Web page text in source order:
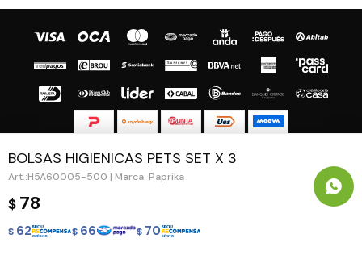
BOLSAS HIGIENICAS PETS SET X 3
H5A60005-500 | Marca: Paprika
$ 78
$ 62 $ 66 $ 70
© Copyright 2026 / Guapa - Paprika